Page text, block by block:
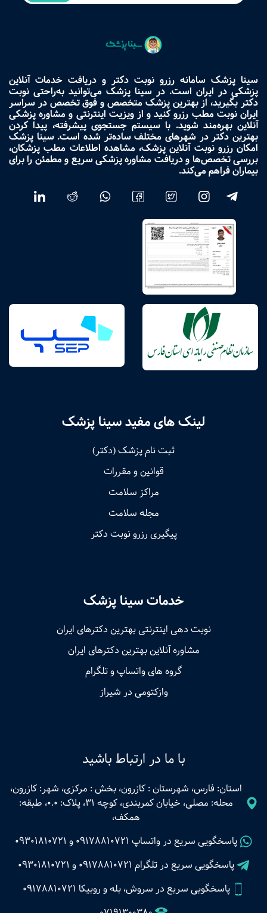
سینا پزشک سامانه رزرو نوبت دکتر و دریافت خدمات آنلاین
پزشکی در ایران است. در سینا پزشک می‌توانید به‌راحتی نوبت
دکتر بگیرید، از بهترین پزشک متخصص و فوق تخصص در سراسر
ایران نوبت مطب رزرو کنید و از ویزیت اینترنتی و مشاوره پزشکی
آنلاین بهره‌مند شوید. با سیستم جستجوی پیشرفته، پیدا کردن
بهترین دکتر در شهرهای مختلف ساده‌تر شده است. سینا پزشک
امکان رزرو نوبت آنلاین پزشک، مشاهده اطلاعات مطب پزشکان،
بررسی تخصص‌ها و دریافت مشاوره پزشکی سریع و مطمئن را برای
بیماران فراهم می‌کند.
لینک های مفید سینا پزشک
ثبت نام پزشک (دکتر)
قوانین و مقررات
مراکز سلامت
مجله سلامت
پیگیری رزرو نوبت دکتر
خدمات سینا پزشک
نوبت‌ دهی اینترنتی بهترین دکترهای ایران
مشاوره آنلاین بهترین دکترهای ایران
گروه های واتساپ و تلگرام
وازکتومی در شیراز
با ما در ارتباط باشید
استان: فارس، شهرستان : کازرون، بخش : مرکزی، شهر: کازرون،
محله: مصلی، خیابان کمربندی، کوچه 31، پلاک: 0.0، طبقه:
همکف،
پاسخگویی سریع در واتساپ 09178810721 و 09301810721
پاسخگویی سریع در تلگرام 09178810721 و 09301810721
پاسخگویی سریع در سروش، بله و روبیکا 09178810721